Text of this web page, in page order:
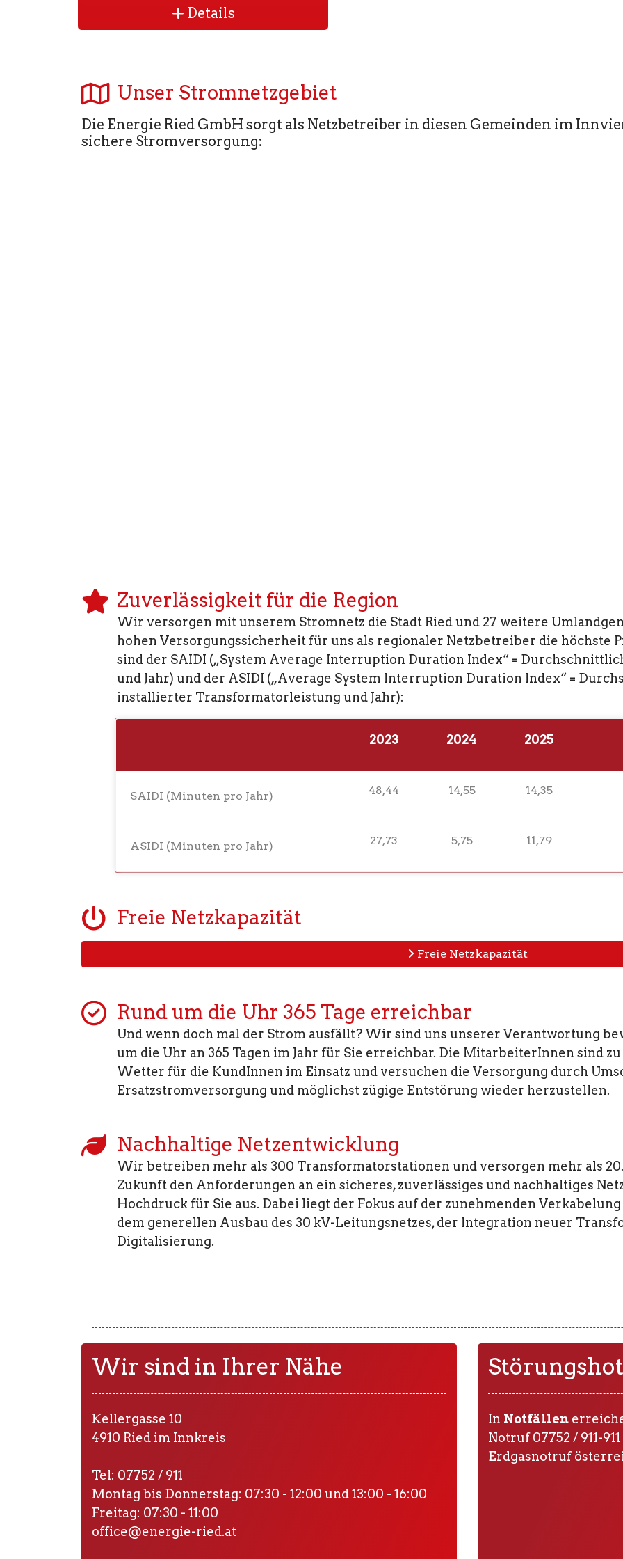
Details
Unser Stromnetzgebiet
Die Energie Ried GmbH sorgt als Netzbetreiber in diesen Gemeinden im
sichere Stromversorgung:
Zuverlässigkeit für die Region
Wir versorgen mit unserem Stromnetz die Stadt Ried und 27 weitere
hohen Versorgungssicherheit für uns als regionaler Netzbetreiber die höchste
sind der SAIDI („System Average Interruption Duration Index“ =
und Jahr) und der ASIDI („Average System Interruption Duration Index“ =
installierter Transformatorleistung und Jahr):
2023 2024 2025
SAIDI (Minuten pro Jahr) 48,44 14,55 14,35
ASIDI (Minuten pro Jahr) 27,73 5,75 11,79
Freie Netzkapazität
Freie Netzkapazität
Rund um die Uhr 365 Tage erreichbar
Und wenn doch mal der Strom ausfällt? Wir sind uns unserer Verantwortung
um die Uhr an 365 Tagen im Jahr für Sie erreichbar. Die MitarbeiterInnen sind
Wetter für die KundInnen im Einsatz und versuchen die Versorgung durch
Ersatzstromversorgung und möglichst zügige Entstörung wieder herzustellen.
Nachhaltige Netzentwicklung
Wir betreiben mehr als 300 Transformatorstationen und versorgen mehr als
Zukunft den Anforderungen an ein sicheres, zuverlässiges und nachhaltiges
Hochdruck für Sie aus. Dabei liegt der Fokus auf der zunehmenden
dem generellen Ausbau des 30 kV-Leitungsnetzes, der Integration neuer
Digitalisierung.
Wir sind in Ihrer Nähe
Kellergasse 10
4910 Ried im Innkreis
Tel: 07752 / 911
Montag bis Donnerstag: 07:30 - 12:00 und 13:00 - 16:00
Freitag: 07:30 - 11:00
office@energie-ried.at
In Notfällen
Notruf 07752 / 911-911
Erdgasnotruf